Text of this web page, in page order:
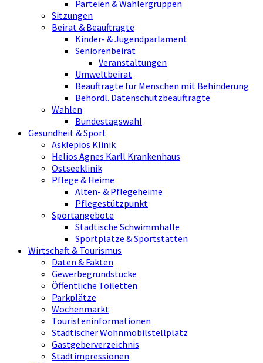
Parteien & Wählergruppen
Sitzungen
Beirat & Beauftragte
Kinder- & Jugendparlament
Seniorenbeirat
Veranstaltungen
Umweltbeirat
Beauftragte für Menschen mit Behinderung
Behördl. Datenschutzbeauftragte
Wahlen
Bundestagswahl
Gesundheit & Sport
Asklepios Klinik
Helios Agnes Karll Krankenhaus
Ostseeklinik
Pflege & Heime
Alten- & Pflegeheime
Pflegestützpunkt
Sportangebote
Städtische Schwimmhalle
Sportplätze & Sportstätten
Wirtschaft & Tourismus
Daten & Fakten
Gewerbegrundstücke
Öffentliche Toiletten
Parkplätze
Wochenmarkt
Touristeninformationen
Städtischer Wohnmobilstellplatz
Gastgeberverzeichnis
Stadtimpressionen